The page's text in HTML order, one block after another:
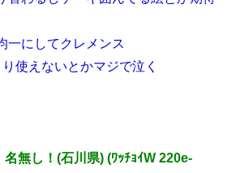
一にしてクレメンス
使えないとかマジで泣く
無し！(石川県) (ﾜｯﾁｮｲW 220e-